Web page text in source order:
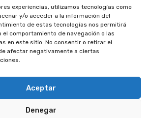
experiencias, utilizamos tecnologías como
y/o acceder a la información del
de estas tecnologías nos permitirá
comportamiento de navegación o las
en este sitio. No consentir o retirar el
afectar negativamente a ciertas
Aceptar
Denegar
Almería
49